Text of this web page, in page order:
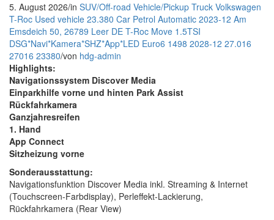
5. August 2026/in SUV/Off-road Vehicle/Pickup Truck Volkswagen
T-Roc Used vehicle 23.380 Car Petrol Automatic 2023-12 Am
Emsdeich 50, 26789 Leer DE T-Roc Move 1.5TSI
DSG*Navi*Kamera*SHZ*App*LED Euro6 1498 2028-12 27.016
27016 23380/von hdg-admin
Highlights:
Navigationssystem Discover Media
Einparkhilfe vorne und hinten Park Assist
Rückfahrkamera
Ganzjahresreifen
1. Hand
App Connect
Sitzheizung vorne
Sonderausstattung:
Navigationsfunktion Discover Media inkl. Streaming & Internet
(Touchscreen-Farbdisplay), Perleffekt-Lackierung,
Rückfahrkamera (Rear View)